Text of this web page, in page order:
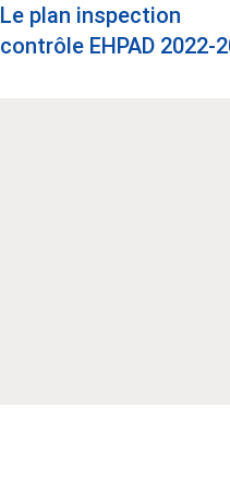
Le plan ins­pec­tion
contrôle EHPAD 2022-